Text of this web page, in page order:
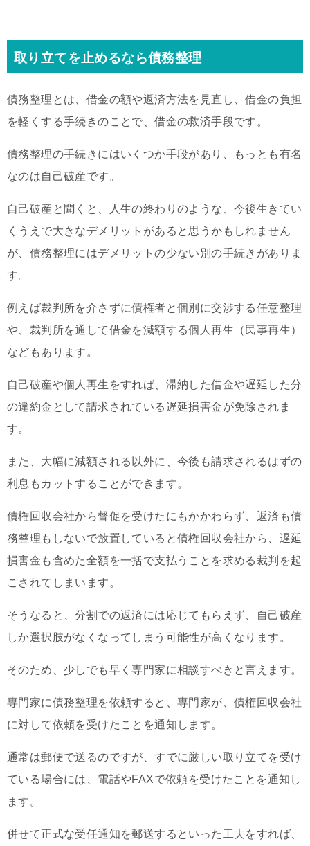
取り立てを止めるなら債務整理
債務整理とは、借金の額や返済方法を見直し、借金の負担
を軽くする手続きのことで、借金の救済手段です。
債務整理の手続きにはいくつか手段があり、もっとも有名
なのは自己破産です。
自己破産と聞くと、人生の終わりのような、今後生きてい
くうえで大きなデメリットがあると思うかもしれません
が、債務整理にはデメリットの少ない別の手続きがありま
す。
例えば裁判所を介さずに債権者と個別に交渉する任意整理
や、裁判所を通して借金を減額する個人再生（民事再生）
などもあります。
自己破産や個人再生をすれば、滞納した借金や遅延した分
の違約金として請求されている遅延損害金が免除されま
す。
また、大幅に減額される以外に、今後も請求されるはずの
利息もカットすることができます。
債権回収会社から督促を受けたにもかかわらず、返済も債
務整理もしないで放置していると債権回収会社から、遅延
損害金も含めた全額を一括で支払うことを求める裁判を起
こされてしまいます。
そうなると、分割での返済には応じてもらえず、自己破産
しか選択肢がなくなってしまう可能性が高くなります。
そのため、少しでも早く専門家に相談すべきと言えます。
専門家に債務整理を依頼すると、専門家が、債権回収会社
に対して依頼を受けたことを通知します。
通常は郵便で送るのですが、すでに厳しい取り立てを受け
ている場合には、電話やFAXで依頼を受けたことを通知し
ます。
併せて正式な受任通知を郵送するといった工夫をすれば、